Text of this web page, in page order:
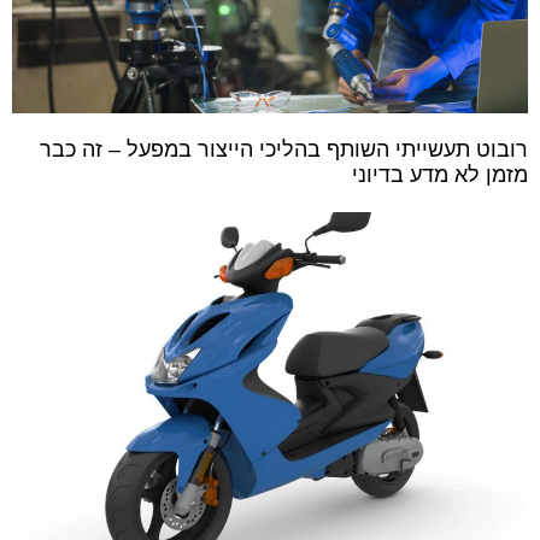
רובוט תעשייתי השותף בהליכי הייצור במפעל – זה כבר
מזמן לא מדע בדיוני